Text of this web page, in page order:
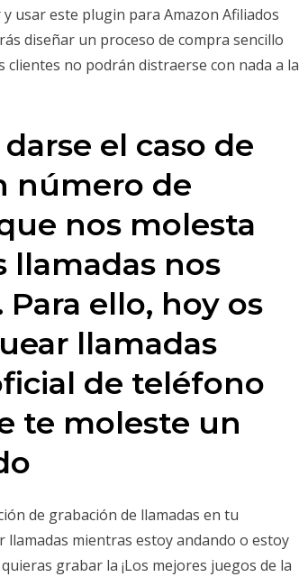
usar este plugin para Amazon Afiliados
diseñar un proceso de compra sencillo
no podrán distraerse con nada a la
el caso de
número de
nos molesta
llamadas nos
ello, hoy os
llamadas
de teléfono
te moleste un
de grabación de llamadas en tu
llamadas mientras estoy andando o estoy
grabar la ¡Los mejores juegos de la